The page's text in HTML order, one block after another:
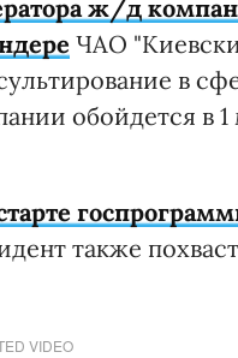
ж/д
ЧАО
в
обойдется в 1
также
VIDEO